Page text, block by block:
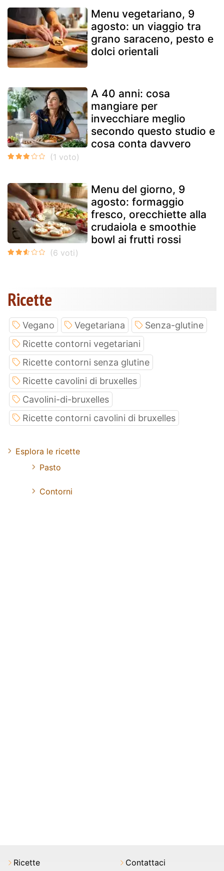
Menu vegetariano, 9
agosto: un viaggio tra
grano saraceno, pesto e
dolci orientali
A 40 anni: cosa
mangiare per
invecchiare meglio
secondo questo studio e
cosa conta davvero
Menu del giorno, 9
agosto: formaggio
fresco, orecchiette alla
crudaiola e smoothie
bowl ai frutti rossi
Ricette
Vegano Vegetariana
Senza-glutine
Ricette contorni vegetariani
Ricette contorni senza glutine
Ricette cavolini di bruxelles
Cavolini-di-bruxelles
Ricette contorni cavolini di bruxelles
Esplora le ricette
Pasto
Contorni
Ricette Contattaci